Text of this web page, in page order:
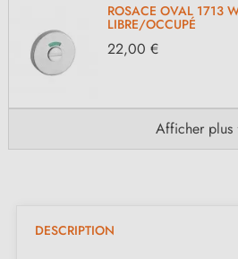
ROSACE OVAL 1713
LIBRE/OCCUPÉ
22,00 €
Afficher plus
DESCRIPTION